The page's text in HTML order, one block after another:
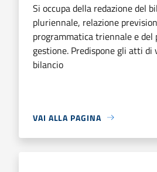
Si occupa della redazione del
pluriennale, relazione
programmatica triennale e del
gestione. Predispone gli atti di
bilancio
VAI ALLA PAGINA